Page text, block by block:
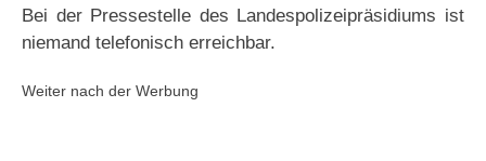
Bei der Pressestelle des Landespolizeipräsidiums ist
niemand telefonisch erreichbar.
Weiter nach der Werbung